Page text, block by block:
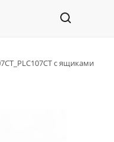
с ящиками